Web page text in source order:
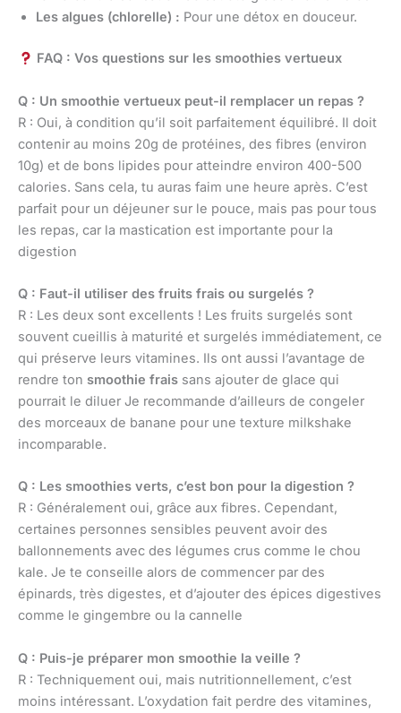
Les algues (chlorelle) : Pour une détox en douceur.
FAQ : Vos questions sur les smoothies vertueux
Q : Un smoothie vertueux peut-il remplacer un repas ?
R : Oui, à condition qu’il soit parfaitement équilibré. Il doit
contenir au moins 20g de protéines, des fibres (environ
10g) et de bons lipides pour atteindre environ 400-500
calories. Sans cela, tu auras faim une heure après. C’est
parfait pour un déjeuner sur le pouce, mais pas pour tous
les repas, car la mastication est importante pour la
digestion
Q : Faut-il utiliser des fruits frais ou surgelés ?
R : Les deux sont excellents ! Les fruits surgelés sont
souvent cueillis à maturité et surgelés immédiatement, ce
qui préserve leurs vitamines. Ils ont aussi l’avantage de
rendre ton smoothie frais sans ajouter de glace qui
pourrait le diluer Je recommande d’ailleurs de congeler
des morceaux de banane pour une texture milkshake
incomparable.
Q : Les smoothies verts, c’est bon pour la digestion ?
R : Généralement oui, grâce aux fibres. Cependant,
certaines personnes sensibles peuvent avoir des
ballonnements avec des légumes crus comme le chou
kale. Je te conseille alors de commencer par des
épinards, très digestes, et d’ajouter des épices digestives
comme le gingembre ou la cannelle
Q : Puis-je préparer mon smoothie la veille ?
R : Techniquement oui, mais nutritionnellement, c’est
moins intéressant. L’oxydation fait perdre des vitamines,